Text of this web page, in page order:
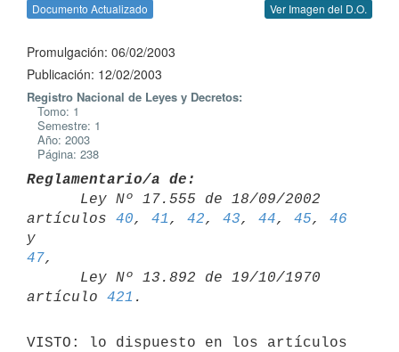
Documento Actualizado Ver Imagen del D.O.
Promulgación: 06/02/2003
Publicación: 12/02/2003
Registro Nacional de Leyes y Decretos:
Tomo: 1
Semestre: 1
Año: 2003
Página: 238
Reglamentario/a de:
artículos 40, 41 , 42, 43, 44, 45, 46
y
47,
artículo 421
VISTO: lo dispuesto en los artículos